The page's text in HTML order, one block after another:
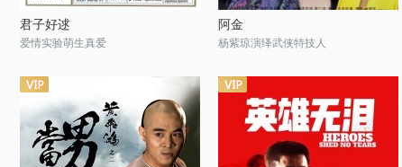
君子好逑
爱情实验萌生真爱
阿金
杨紫琼演绎武侠特技人